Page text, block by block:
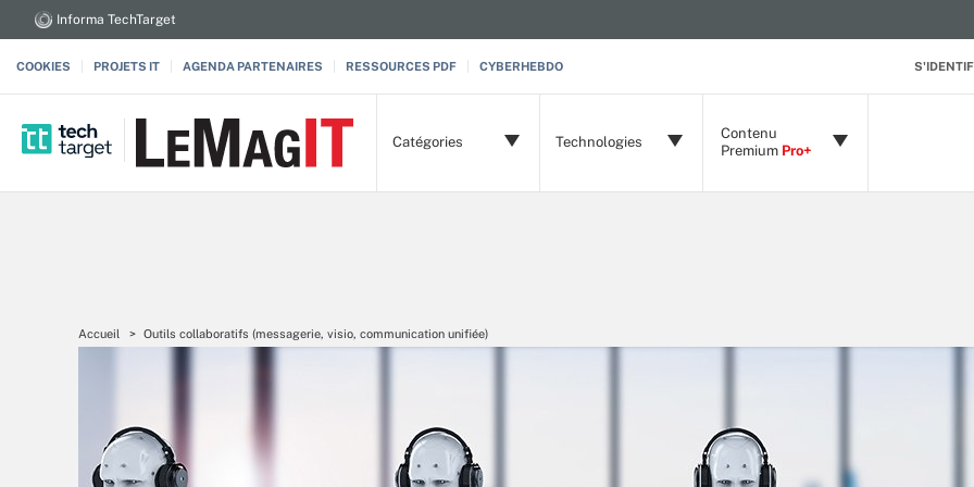
Informa TechTarget
COOKIES PROJETS IT AGENDA PARTENAIRES RESSOURCES PDF CYBERHEBDO
Catégories Technologies
Contenu
Premium Pro+
Accueil Outils collaboratifs (messagerie, visio, communication unifiée)